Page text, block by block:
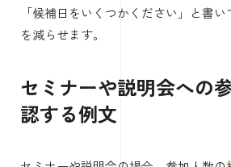
「候補日をいくつかください」と書
を減らせます。
セミナーや説明会への
認する例文